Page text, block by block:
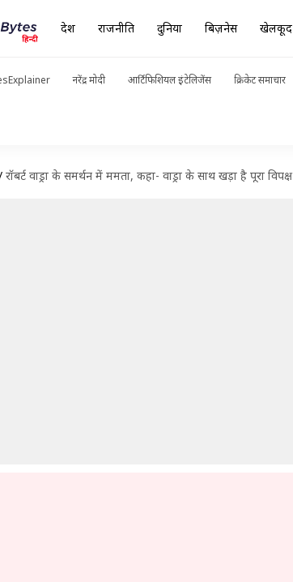
देश राजनीति दुनिया बिज़नेस खेलकूद
नरेंद्र मोदी आर्टिफिशियल इंटेलिजेंस क्रिकेट समाचार
रॉबर्ट वाड्रा के समर्थन में ममता, कहा- वाड्रा के साथ खड़ा है पूरा विपक्ष